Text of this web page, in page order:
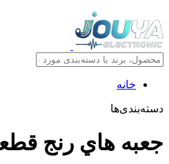
خانه
دسته‌بندی‌ها
جعبه هاي رنج